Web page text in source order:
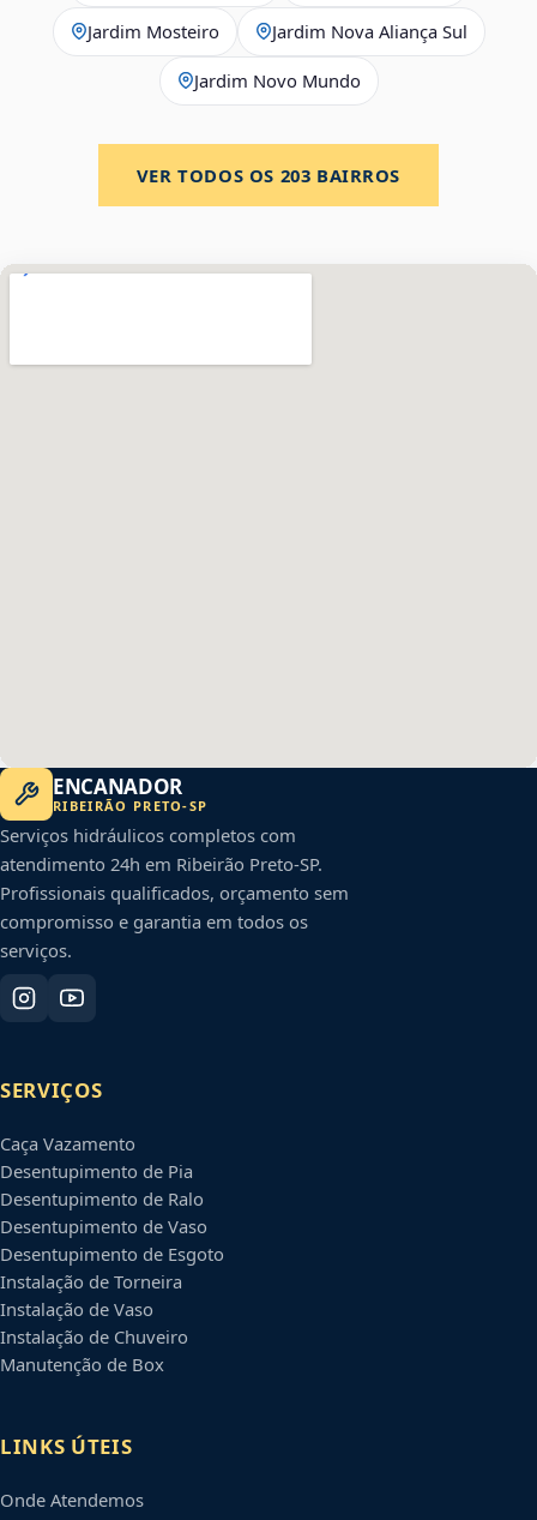
Jardim Mosteiro Jardim Nova Aliança Sul
Jardim Novo Mundo
VER TODOS OS 203 BAIRROS
ENCANADOR
RIBEIRÃO PRETO-SP
Serviços hidráulicos completos com
atendimento 24h em Ribeirão Preto-SP.
Profissionais qualificados, orçamento sem
compromisso e garantia em todos os
serviços.
SERVIÇOS
Caça Vazamento
Desentupimento de Pia
Desentupimento de Ralo
Desentupimento de Vaso
Desentupimento de Esgoto
Instalação de Torneira
Instalação de Vaso
Instalação de Chuveiro
Manutenção de Box
LINKS ÚTEIS
Onde Atendemos